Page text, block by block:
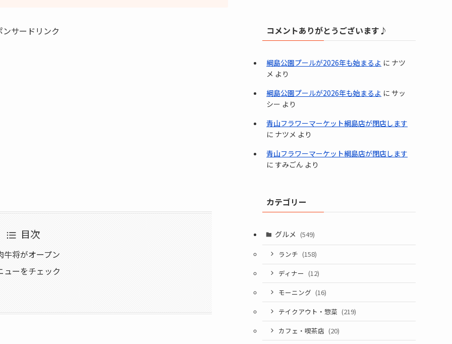
ンサードリンク
目次
牛将がオープン
ューをチェック
コメントありがとうございます♪
綱島公園プールが2026年も始まるよ に ナツ
メ より
綱島公園プールが2026年も始まるよ に サッ
シー より
青山フラワーマーケット綱島店が閉店します
に ナツメ より
青山フラワーマーケット綱島店が閉店します
に すみごん より
カテゴリー
グルメ (549)
ランチ (158)
ディナー (12)
モーニング (16)
テイクアウト・惣菜 (219)
カフェ・喫茶店 (20)